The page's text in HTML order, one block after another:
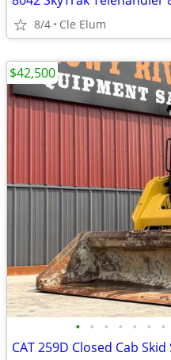
8/4 Cle Elum
• • • • • • •
CAT 259D Closed Cab
$42,500